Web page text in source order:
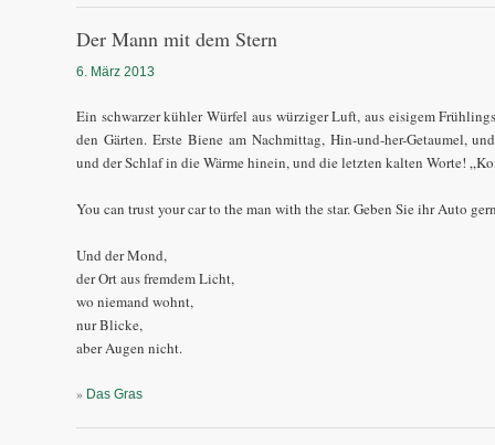
Der Mann mit dem Stern
6. März 2013
Ein schwarzer kühler Würfel aus würziger Luft, aus eisigem
den Gärten. Erste Biene am Nachmittag, Hin-und-her-Getaumel,
und der Schlaf in die Wärme hinein, und die letzten kalten Worte!
You can trust your car to the man with the star. Geben Sie ihr Auto
Und der Mond,
der Ort aus fremdem Licht,
wo niemand wohnt,
nur Blicke,
aber Augen nicht.
» Das Gras